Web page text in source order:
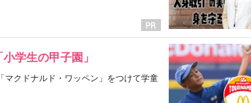
学生の甲子園」
クドナルド・ワッペン」をつけて学童